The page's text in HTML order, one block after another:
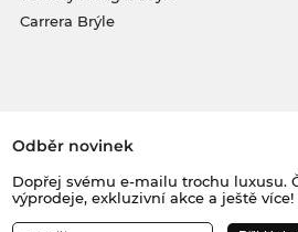
Carrera Brýle
Odběr novinek
Dopřej svému e-mailu trochu luxusu.
výprodeje, exkluzivní akce a ještě více!